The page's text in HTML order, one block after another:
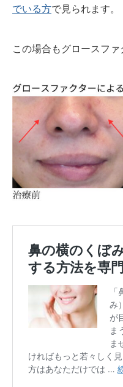
でいる方で見られます。
この場合もグロースファ